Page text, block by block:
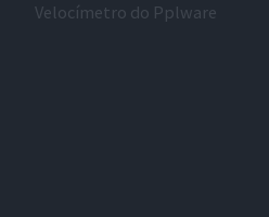
Velocímetro do Pplware